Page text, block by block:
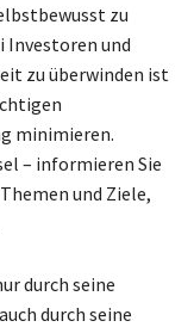
zu
Investoren und
zu überwinden ist
minimieren.
– informieren Sie
und Ziele,
durch seine
durch seine